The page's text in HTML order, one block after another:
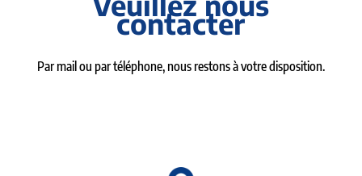
contacter
Par mail ou par téléphone, nous restons à votre disposition.